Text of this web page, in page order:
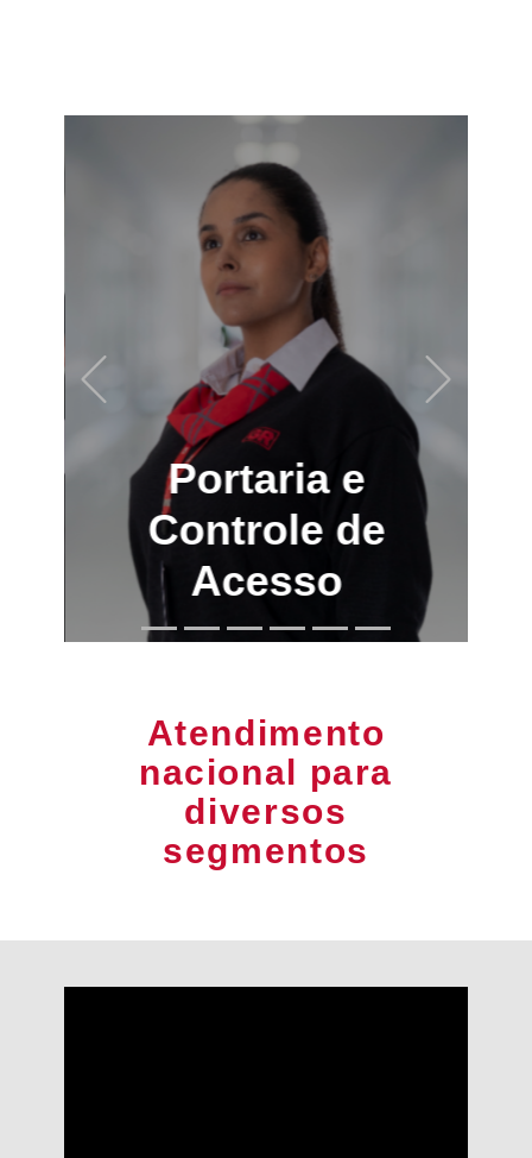
Portaria e
Controle de
Acesso
Atendimento
nacional para
diversos
segmentos